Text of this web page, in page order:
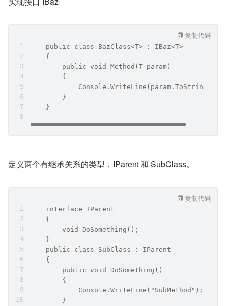
    public class BazClass<T> : IBaz<T>
    {
        public void Method(T param)
        {
            Console.WriteLine(param.ToString());
        }
    }
复制代码
定义两个有继承关系的类型，IParent 和 SubClass。
    interface IParent
    {
        void DoSomething();
    }
    public class SubClass : IParent
    {
        public void DoSomething()
        {
            Console.WriteLine("SubMethod");
        }
复制代码